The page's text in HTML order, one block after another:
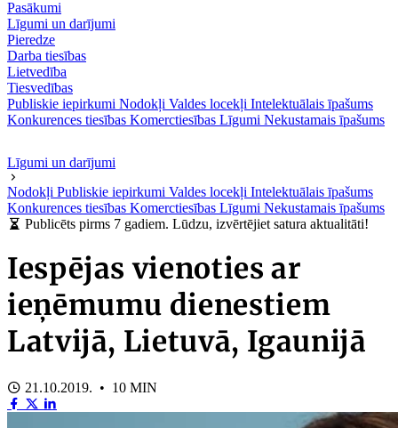
Pasākumi
Līgumi un darījumi
Pieredze
Darba tiesības
Lietvedība
Tiesvedības
Publiskie iepirkumi Nodokļi Valdes locekļi Intelektuālais īpašums
Konkurences tiesības Komerctiesības Līgumi Nekustamais īpašums
Līgumi un darījumi
Nodokļi Publiskie iepirkumi Valdes locekļi Intelektuālais īpašums
Konkurences tiesības Komerctiesības Līgumi Nekustamais īpašums
Publicēts pirms 7 gadiem. Lūdzu, izvērtējiet satura aktualitāti!
Iespējas vienoties ar
ieņēmumu dienestiem
Latvijā, Lietuvā, Igaunijā
21.10.2019. • 10 MIN